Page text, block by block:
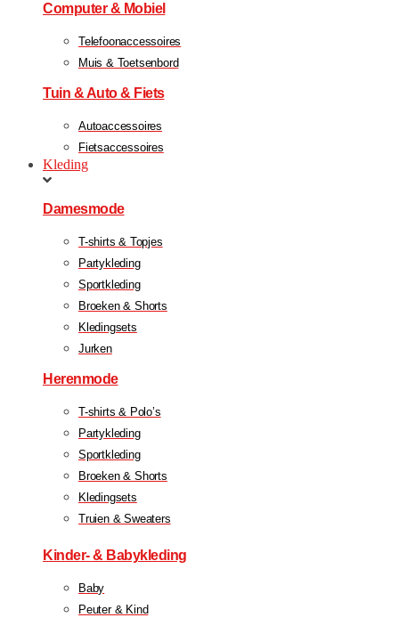
Computer & Mobiel
Telefoonaccessoires
Muis & Toetsenbord
Tuin & Auto & Fiets
Autoaccessoires
Fietsaccessoires
Kleding
Damesmode
T-shirts & Topjes
Partykleding
Sportkleding
Broeken & Shorts
Kledingsets
Jurken
Herenmode
T-shirts & Polo’s
Partykleding
Sportkleding
Broeken & Shorts
Kledingsets
Truien & Sweaters
Kinder- & Babykleding
Baby
Peuter & Kind